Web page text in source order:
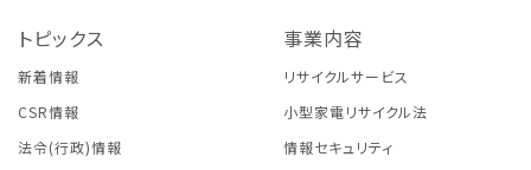
トピックス
新着情報
CSR情報
法令(行政)情報
事業内容
リサイクルサービス
小型家電リサイクル法
情報セキュリティ